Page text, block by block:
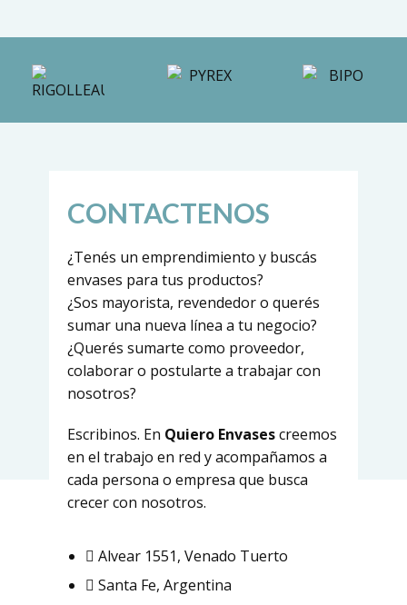
CONTACTENOS
¿Tenés un emprendimiento y buscás
envases para tus productos?
¿Sos mayorista, revendedor o querés
sumar una nueva línea a tu negocio?
¿Querés sumarte como proveedor,
colaborar o postularte a trabajar con
nosotros?
Escribinos. En Quiero Envasescreemos
en el trabajo en red y acompañamos a
cada persona o empresa que busca
crecer con nosotros.
Alvear 1551, Venado Tuerto
Santa Fe, Argentina